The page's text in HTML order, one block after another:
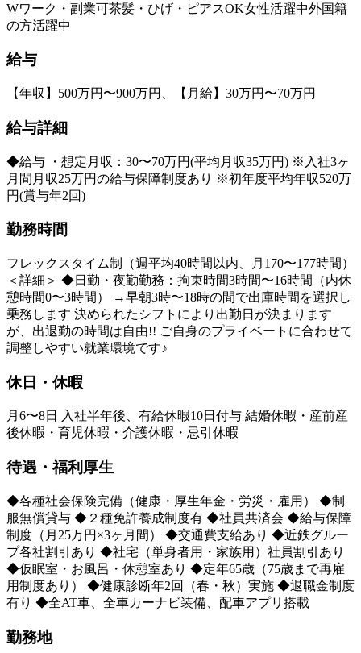
Wワーク・副業可茶髪・ひげ・ピアスOK女性活躍中外国籍
の方活躍中
給与
【年収】500万円〜900万円、【月給】30万円〜70万円
給与詳細
◆給与 ・想定月収：30〜70万円(平均月収35万円) ※入社3ヶ
月間月収25万円の給与保障制度あり ※初年度平均年収520万
円(賞与年2回)
勤務時間
フレックスタイム制（週平均40時間以内、月170〜177時間）
＜詳細＞ ◆日勤・夜勤勤務：拘束時間3時間〜16時間（内休
憩時間0〜3時間） →早朝3時〜18時の間で出庫時間を選択し
乗務します 決められたシフトにより出勤日が決まります
が、出退勤の時間は自由!! ご自身のプライベートに合わせて
調整しやすい就業環境です♪
休日・休暇
月6〜8日 入社半年後、有給休暇10日付与 結婚休暇・産前産
後休暇・育児休暇・介護休暇・忌引休暇
待遇・福利厚生
◆各種社会保険完備（健康・厚生年金・労災・雇用） ◆制
服無償貸与 ◆２種免許養成制度有 ◆社員共済会 ◆給与保障
制度（月25万円×3ヶ月間） ◆交通費支給あり ◆近鉄グルー
プ各社割引あり ◆社宅（単身者用・家族用）社員割引あり
◆仮眠室・お風呂・休憩室あり ◆定年65歳（75歳まで再雇
用制度あり） ◆健康診断年2回（春・秋）実施 ◆退職金制度
有り ◆全AT車、全車カーナビ装備、配車アプリ搭載
勤務地